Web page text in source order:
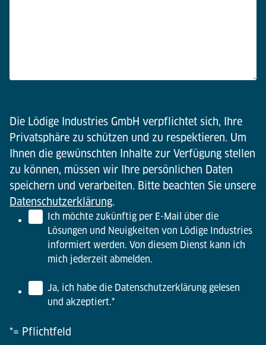
Die Lödige Industries GmbH verpflichtet sich, Ihre
Privatsphäre zu schützen und zu respektieren. Um
Ihnen die gewünschten Inhalte zur Verfügung stellen
zu können, müssen wir Ihre persönlichen Daten
speichern und verarbeiten. Bitte beachten Sie unsere
Datenschutzerklärung.
Ich möchte zukünftig per E-Mail über die
Lösungen und Neuigkeiten von Lödige Industries
informiert werden. Von diesem Dienst kann ich
mich jederzeit abmelden.
Ja, ich habe die Datenschutzerklärung gelesen
und akzeptiert.*
*= Pflichtfeld